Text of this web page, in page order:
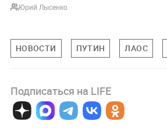
Юрий Лысенко
НОВОСТИ ПУТИН ЛАОС
Подписаться на LIFE